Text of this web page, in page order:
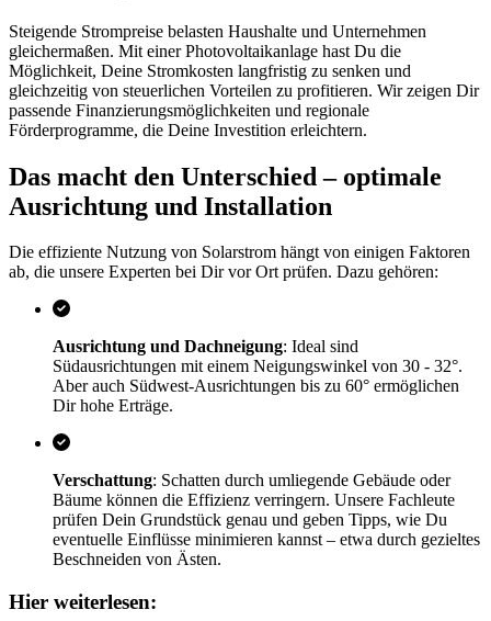
Steigende Strompreise belasten Haushalte und Unternehmen
gleichermaßen. Mit einer Photovoltaikanlage hast Du die
Möglichkeit, Deine Stromkosten langfristig zu senken und
gleichzeitig von steuerlichen Vorteilen zu profitieren. Wir zeigen Dir
passende Finanzierungsmöglichkeiten und regionale
Förderprogramme, die Deine Investition erleichtern.
Das macht den Unterschied – optimale
Ausrichtung und Installation
Die effiziente Nutzung von Solarstrom hängt von einigen Faktoren
ab, die unsere Experten bei Dir vor Ort prüfen. Dazu gehören:
Ausrichtung und Dachneigung: Ideal sind
Südausrichtungen mit einem Neigungswinkel von 30 - 32°.
Aber auch Südwest-Ausrichtungen bis zu 60° ermöglichen
Dir hohe Erträge.
Verschattung: Schatten durch umliegende Gebäude oder
Bäume können die Effizienz verringern. Unsere Fachleute
prüfen Dein Grundstück genau und geben Tipps, wie Du
eventuelle Einflüsse minimieren kannst – etwa durch gezieltes
Beschneiden von Ästen.
Hier weiterlesen: